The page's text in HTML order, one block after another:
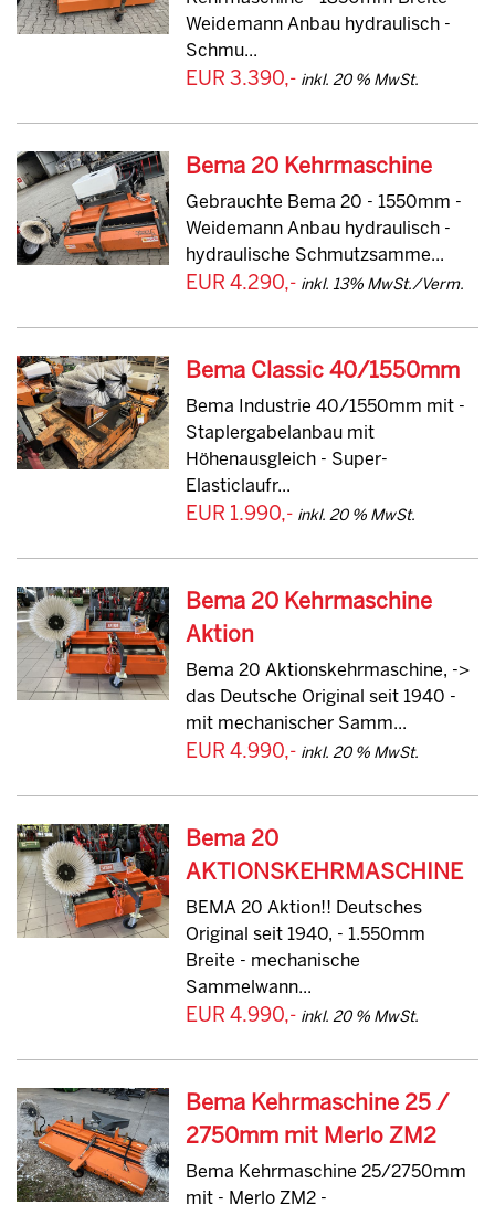
Weidemann Anbau hydraulisch -
Schmu...
EUR 3.390,- inkl. 20 % MwSt.
Bema 20 Kehrmaschine
Gebrauchte Bema 20 - 1550mm -
Weidemann Anbau hydraulisch -
hydraulische Schmutzsamme...
EUR 4.290,- inkl. 13% MwSt./Verm.
Bema Classic 40/1550mm
Bema Industrie 40/1550mm mit -
Staplergabelanbau mit
Höhenausgleich - Super-
Elasticlaufr...
EUR 1.990,- inkl. 20 % MwSt.
Bema 20 Kehrmaschine
Aktion
Bema 20 Aktionskehrmaschine, ->
das Deutsche Original seit 1940 -
mit mechanischer Samm...
EUR 4.990,- inkl. 20 % MwSt.
Bema 20
AKTIONSKEHRMASCHINE
BEMA 20 Aktion!! Deutsches
Original seit 1940, - 1.550mm
Breite - mechanische
Sammelwann...
EUR 4.990,- inkl. 20 % MwSt.
Bema Kehrmaschine 25 /
2750mm mit Merlo ZM2
Bema Kehrmaschine 25/2750mm
mit - Merlo ZM2 -